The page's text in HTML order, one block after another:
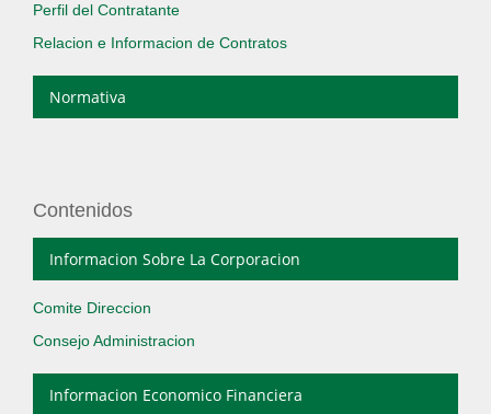
Perfil del Contratante
Relacion e Informacion de Contratos
Normativa
Contenidos
Informacion Sobre La Corporacion
Comite Direccion
Consejo Administracion
Informacion Economico Financiera